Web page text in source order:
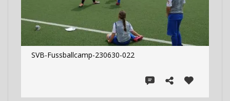
SVB-Fussballcamp-230630-022